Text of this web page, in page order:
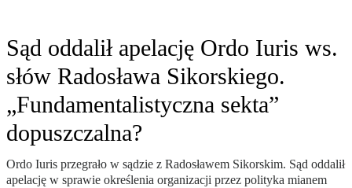
Sąd oddalił apelację Ordo Iuris ws.
słów Radosława Sikorskiego.
„Fundamentalistyczna sekta”
dopuszczalna?
Ordo Iuris przegrało w sądzie z Radosławem Sikorskim. Sąd oddalił
apelację w sprawie określenia organizacji przez polityka mianem